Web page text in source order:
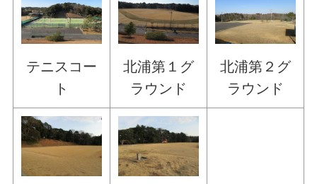
テニスコー
ト
北浦第１グ
ラウンド
北浦第２グ
ラウンド